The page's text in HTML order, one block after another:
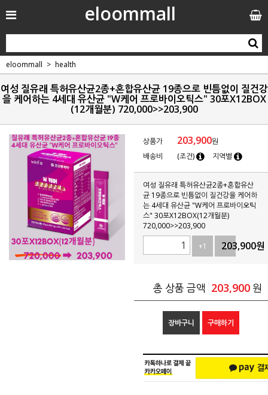
eloommall
eloommall health
여성 질유래 특허유산균2종+혼합유산균 19종으로 빈틈없이 질건강
을 케어하는 4세대 유산균 "W케어 프로바이오틱스" 30포X12BOX
(12개월분) 720,000>>203,900
상품가 203,900원
배송비
(조건) 지역별
여성 질유래 특허유산균2종+혼합유산
균 19종으로 빈틈없이 질건강을 케어하
는 4세대 유산균 "W케어 프로바이오틱
스" 30포X12BOX(12개월분)
720,000>>203,900
+1
-1
203,900원
총 상품 금액 203,900 원
장바구니 구매하기